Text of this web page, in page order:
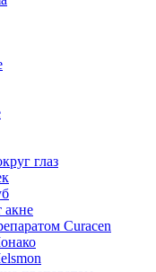
глаз
акне
Curacen